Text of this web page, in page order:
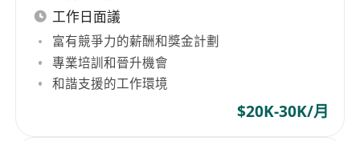
工作日面議
富有競爭力的薪酬和獎金計劃
專業培訓和晉升機會
和諧支援的工作環境
$20K-30K/月